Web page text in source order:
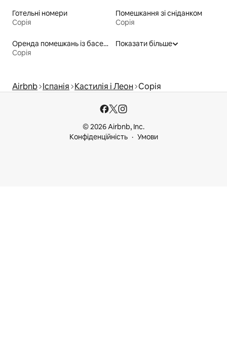
Готельні номери
Сорія
Помешкання зі сніданком
Сорія
Оренда помешкань із басейном
Сорія
Показати більше
Airbnb Іспанія Кастилія і Леон Сорія
© 2026 Airbnb, Inc.
Конфіденційність
Умови